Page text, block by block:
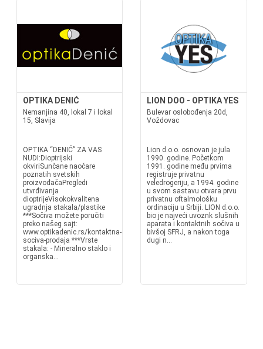
OPTIKA DENIĆ
Nemanjina 40, lokal 7 i lokal
15, Slavija
OPTIKA “DENIĆ” ZA VAS
NUDI:Dioptrijski
okviriSunčane naočare
poznatih svetskih
proizvođačaPregledi
utvrđivanja
dioptrijeVisokokvalitena
ugradnja stakala/plastike
***Sočiva možete poručiti
preko našeg sajt:
www.optikadenic.rs/kontaktna-
sociva-prodaja ***Vrste
stakala: - Mineralno staklo i
organska...
LION DOO - OPTIKA YES
Bulevar oslobođenja 20d,
Voždovac
Lion d.o.o. osnovan je jula
1990. godine. Početkom
1991. godine među prvima
registruje privatnu
veledrogeriju, a 1994. godine
u svom sastavu otvara prvu
privatnu oftalmološku
ordinaciju u Srbiji. LION d.o.o.
bio je najveći uvoznk slušnih
aparata i kontaktnih sočiva u
bivšoj SFRJ, a nakon toga
dugi n...